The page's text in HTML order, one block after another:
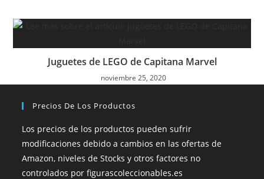
Juguetes de LEGO de Capitana Marvel
noviembre 25, 2020
Precios De Los Productos
Los precios de los productos pueden sufrir
modificaciones debido a cambios en las ofertas de
Amazon, niveles de Stocks y otros factores no
controlados por figurascoleccionables.es